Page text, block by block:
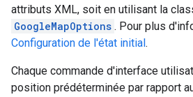
attributs XML, soit en utilisant la
GoogleMapOptions . Pour plus
Configuration de l'état initial.
Chaque commande d'interface
position prédéterminée par rapport